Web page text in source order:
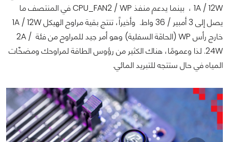
1A / 12W ، بينما يدعم منفذ CPU_FAN2 / WP في المنتصف ما
يصل إلى 3 أمبير / 36 واط. وأخيراً، تنتج بقية مراوح الهيكل 1A / 12W
خارج رأس WP (الحافَة السفلية) وهو أمر جيد للمراوح من فئة 2A /
24W. لذا وعمومًا، هناك الكثير من رؤوس الطاقة لمراوحك ومضخّات
المياه في حال ستتجه للتبريد المائي.